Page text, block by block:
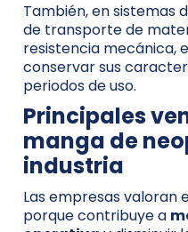
También, en sistemas
de transporte de
resistencia mecánica,
conservar sus
periodos de uso.
Principales
manga de
industria
Las empresas valoran
porque contribuye a